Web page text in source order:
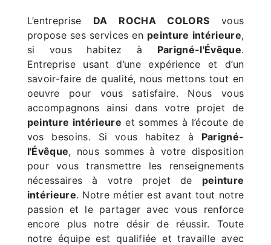
L’entreprise DA ROCHA COLORS vous
propose ses services en peinture intérieure,
si vous habitez à Parigné-l'Évêque.
Entreprise usant d’une expérience et d’un
savoir-faire de qualité, nous mettons tout en
oeuvre pour vous satisfaire. Nous vous
accompagnons ainsi dans votre projet de
peinture intérieure et sommes à l’écoute de
vos besoins. Si vous habitez à Parigné-
l'Évêque, nous sommes à votre disposition
pour vous transmettre les renseignements
nécessaires à votre projet de peinture
intérieure. Notre métier est avant tout notre
passion et le partager avec vous renforce
encore plus notre désir de réussir. Toute
notre équipe est qualifiée et travaille avec